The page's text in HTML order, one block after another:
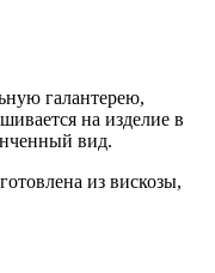
галантерею,
на изделие в
вид.
из вискозы,